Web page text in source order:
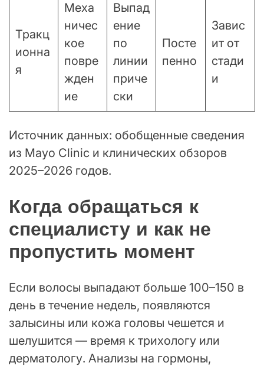
Тракц
ионна
я
Меха
ничес
кое
повре
жден
ие
Выпад
ение
по
линии
приче
ски
Посте
пенно
Завис
ит от
стади
и
Источник данных: обобщенные сведения
из Mayo Clinic и клинических обзоров
2025–2026 годов.
Когда обращаться к
специалисту и как не
пропустить момент
Если волосы выпадают больше 100–150 в
день в течение недель, появляются
залысины или кожа головы чешется и
шелушится — время к трихологу или
дерматологу. Анализы на гормоны,